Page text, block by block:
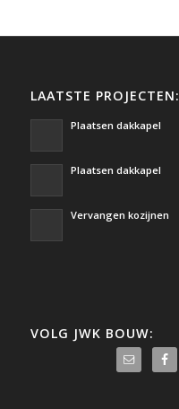
LAATSTE PROJECTEN:
Plaatsen dakkapel
Plaatsen dakkapel
Vervangen kozijnen
VOLG JWK BOUW: